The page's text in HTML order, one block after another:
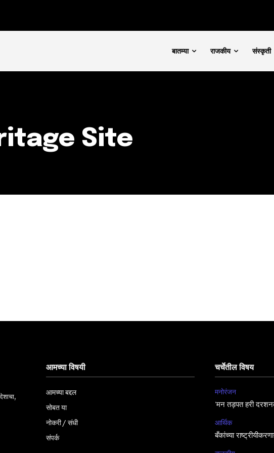
conversation.
simply enter your email address on our website or click
6,300
बातम्या राजकीय संस्कृती
Site
आमच्या विषयी
आमच्या बद्दल
सोबत या
नोकरी / संधी
संपर्क
चर्चेतील विषय
मनोरंजन
‘मन तड़पत हरी
आर्थिक
बँकांच्या